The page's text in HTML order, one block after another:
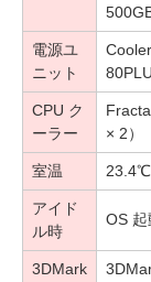
500GB
電源ユ
ニット
CPU ク
ーラー
× 2）
室温 23.4℃
アイド
ル時
OS
3DMark